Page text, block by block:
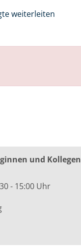
weiterleiten
und Kollegen
- 15:00 Uhr